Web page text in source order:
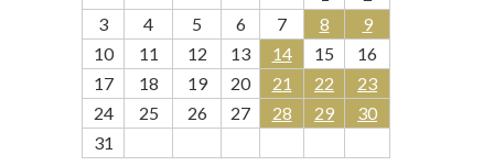
3
4 5 6 7 8
9
10
11 12 13 14 15
16
17
18 19 20 21 22
23
24
25 26 27 28 29
30
31